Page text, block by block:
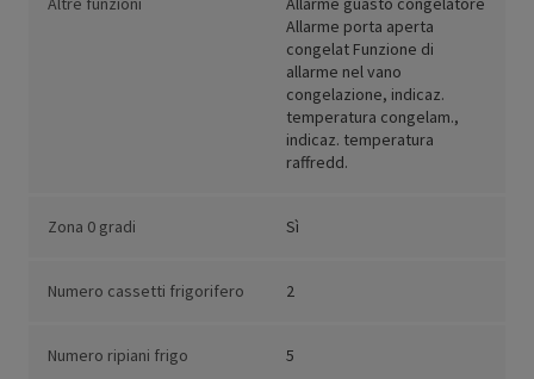
Allarme porta aperta
congelat Funzione di
allarme nel vano
congelazione, indicaz.
temperatura congelam.,
indicaz. temperatura
raffredd.
Zona 0 gradi Sì
Numero cassetti frigorifero 2
Numero ripiani frigo 5